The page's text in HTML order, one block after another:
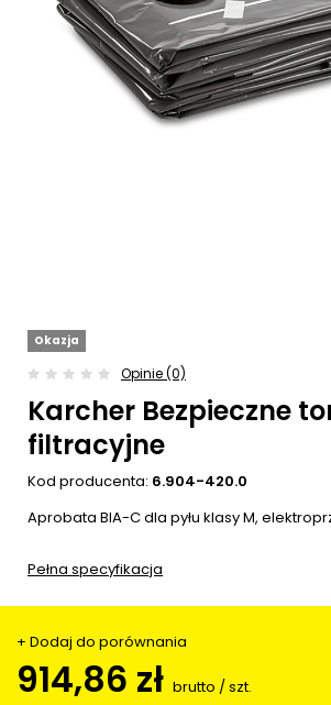
Okazja
Opinie (0)
Karcher Bezpieczne
filtracyjne
Kod producenta: 6.904-420.0
Aprobata BIA-C dla pyłu klasy M,
Pełna specyfikacja
+ Dodaj do porównania
914,86 zł brutto /szt.